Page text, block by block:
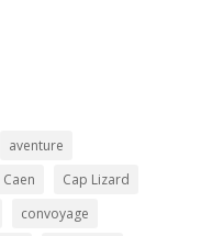
aventure
Caen
Cap Lizard
convoyage